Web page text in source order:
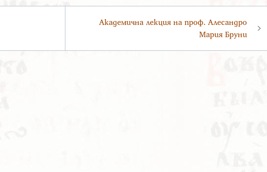
Академична лекция на проф. Алесандро
Мария Бруни